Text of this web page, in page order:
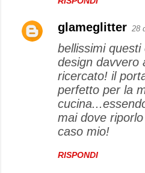
glameglitter 28
bellissimi
design davvero
ricercato! il
perfetto per la
mai dove
caso mio!
RISPONDI